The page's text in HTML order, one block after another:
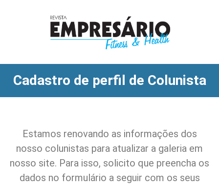
Cadastro de perfil de Colunista
Estamos renovando as informações dos
nosso colunistas para atualizar a galeria em
nosso site. Para isso, solicito que preencha os
dados no formulário a seguir com os seus